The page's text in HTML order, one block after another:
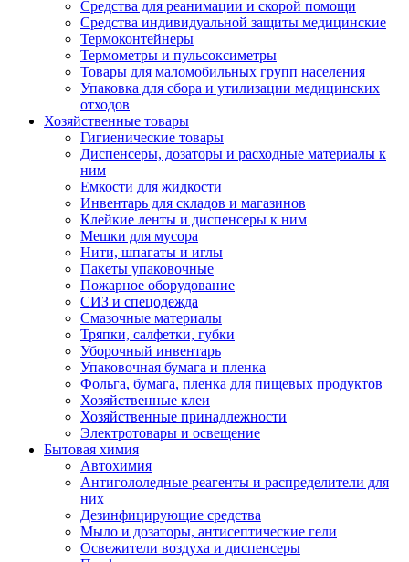
Средства для реанимации и скорой помощи
Средства индивидуальной защиты медицинские
Термоконтейнеры
Термометры и пульсоксиметры
Товары для маломобильных групп населения
Упаковка для сбора и утилизации медицинских
отходов
Хозяйственные товары
Гигиенические товары
Диспенсеры, дозаторы и расходные материалы к
ним
Емкости для жидкости
Инвентарь для складов и магазинов
Клейкие ленты и диспенсеры к ним
Мешки для мусора
Нити, шпагаты и иглы
Пакеты упаковочные
Пожарное оборудование
СИЗ и спецодежда
Смазочные материалы
Тряпки, салфетки, губки
Уборочный инвентарь
Упаковочная бумага и пленка
Фольга, бумага, пленка для пищевых продуктов
Хозяйственные клеи
Хозяйственные принадлежности
Электротовары и освещение
Бытовая химия
Автохимия
Антигололедные реагенты и распределители для
них
Дезинфицирующие средства
Мыло и дозаторы, антисептические гели
Освежители воздуха и диспенсеры